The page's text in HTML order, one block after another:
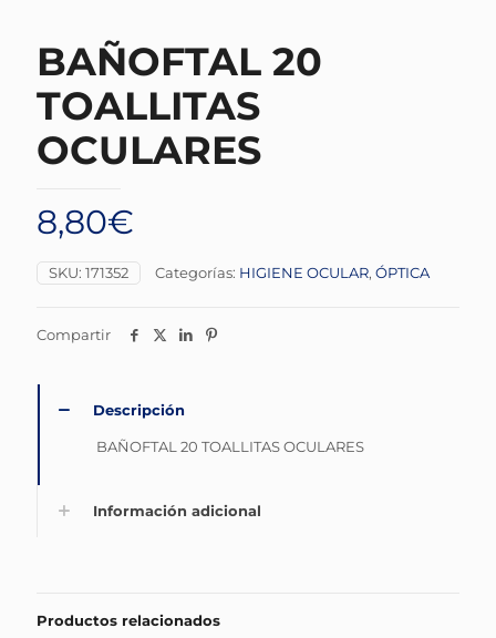
BAÑOFTAL 20
TOALLITAS
OCULARES
8,80€
SKU: 171352 Categorías: HIGIENE OCULAR, ÓPTICA
Compartir
Descripción
BAÑOFTAL 20 TOALLITAS OCULARES
Información adicional
Productos relacionados